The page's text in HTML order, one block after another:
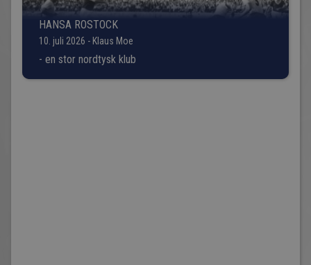
HANSA ROSTOCK
10. juli 2026 - Klaus Moe
- en stor nordtysk klub